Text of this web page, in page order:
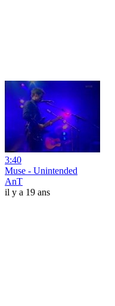
3:40
Muse - Unintended
AnT
il y a 19 ans